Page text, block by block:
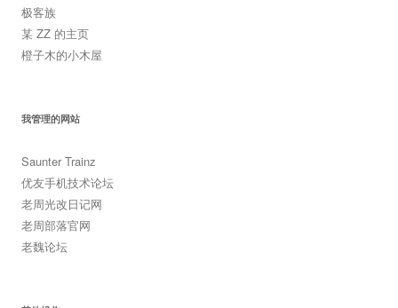
极客族
某 ZZ 的主页
橙子木的小木屋
我管理的网站
Saunter Trainz
优友手机技术论坛
老周光改日记网
老周部落官网
老魏论坛